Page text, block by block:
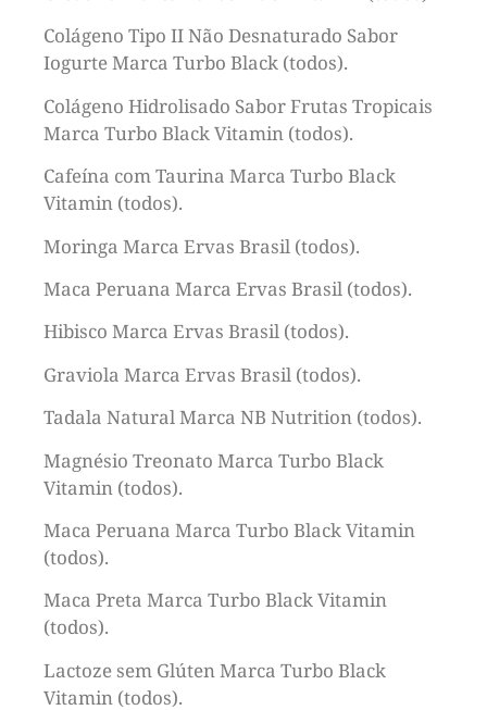
Colágeno Tipo II Não Desnaturado Sabor
Iogurte Marca Turbo Black (todos).
Colágeno Hidrolisado Sabor Frutas Tropicais
Marca Turbo Black Vitamin (todos).
Cafeína com Taurina Marca Turbo Black
Vitamin (todos).
Moringa Marca Ervas Brasil (todos).
Maca Peruana Marca Ervas Brasil (todos).
Hibisco Marca Ervas Brasil (todos).
Graviola Marca Ervas Brasil (todos).
Tadala Natural Marca NB Nutrition (todos).
Magnésio Treonato Marca Turbo Black
Vitamin (todos).
Maca Peruana Marca Turbo Black Vitamin
(todos).
Maca Preta Marca Turbo Black Vitamin
(todos).
Lactoze sem Glúten Marca Turbo Black
Vitamin (todos).